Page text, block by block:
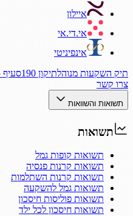
איילון
אי.די.אי
אינפיניטי
תיק השקעות מנוהלתיקון 190 סעיף 125ד
צרו קשר
תשואות והשוואות
תשואות
תשואות קופות גמל
תשואות קרנות פנסיה
תשואות קרנות השתלמות
תשואות גמל להשקעה
תשואות פוליסות חיסכון
תשואות חיסכון לכל ילד